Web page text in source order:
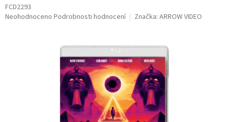
FCD2293
Průměrné
Neohodnoceno Podrobnosti hodnocení Značka: ARROW VIDEO